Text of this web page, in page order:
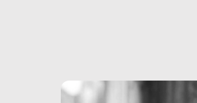
minori. […]